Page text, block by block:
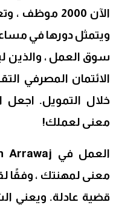
ويتمثل دورها في
سوق العمل ، والذين
الائتمان المصرفي
خلال التمويل. اجعل
معنى لعملك!
معنى لمهنتك ، وفقًا
قضية عادلة. ويعني